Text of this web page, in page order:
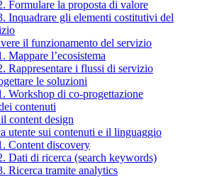
Formulare la proposta di valore
Inquadrare gli elementi costitutivi del
il funzionamento del servizio
Mappare l’ecosistema
Rappresentare i flussi di servizio
le soluzioni
Workshop di co-progettazione
contenuti
content design
utente sui contenuti e il linguaggio
Content discovery
Dati di ricerca (search keywords)
Ricerca tramite analytics